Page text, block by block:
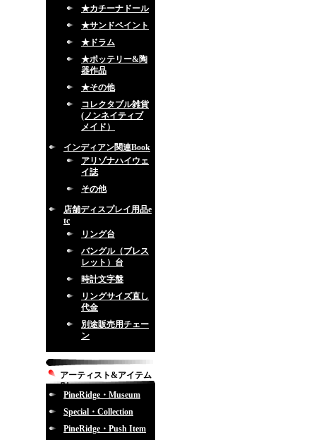
★カチーナドール
★サンドペイント
★ドラム
★ポッテリー&陶
器作品
★その他
コレクタブル雑貨
(ノンネイティブ
メイド）
インディアン関連Book
アリゾナハイウェ
イ誌
その他
店舗ディスプレイ用品e
tc
リング台
バングル（ブレス
レット）台
時計文字盤
リングサイズ直し
代金
別途販売用チェー
ン
アーティスト&アイテム
別
PineRidge・Museum
Special・Collection
PineRidge・Push Item